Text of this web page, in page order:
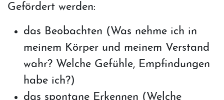
Gefördert werden:
das Beobachten (Was nehme ich in
meinem Körper und meinem Verstand
wahr? Welche Gefühle, Empfindungen
habe ich?)
das spontane Erkennen (Welche